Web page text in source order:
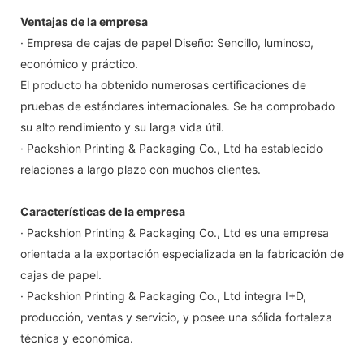
Ventajas de la empresa
· Empresa de cajas de papel Diseño: Sencillo, luminoso,
económico y práctico.
El producto ha obtenido numerosas certificaciones de
pruebas de estándares internacionales. Se ha comprobado
su alto rendimiento y su larga vida útil.
· Packshion Printing & Packaging Co., Ltd ha establecido
relaciones a largo plazo con muchos clientes.
Características de la empresa
· Packshion Printing & Packaging Co., Ltd es una empresa
orientada a la exportación especializada en la fabricación de
cajas de papel.
· Packshion Printing & Packaging Co., Ltd integra I+D,
producción, ventas y servicio, y posee una sólida fortaleza
técnica y económica.